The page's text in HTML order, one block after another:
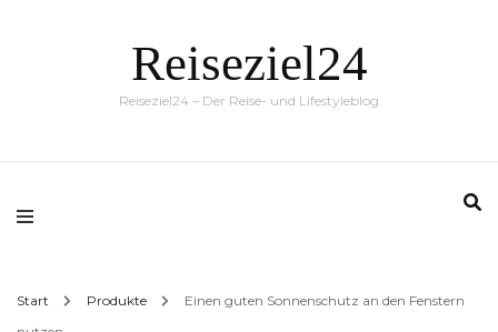
Reiseziel24
Reiseziel24 – Der Reise- und Lifestyleblog
Start Produkte
Einen guten Sonnenschutz an den Fenstern